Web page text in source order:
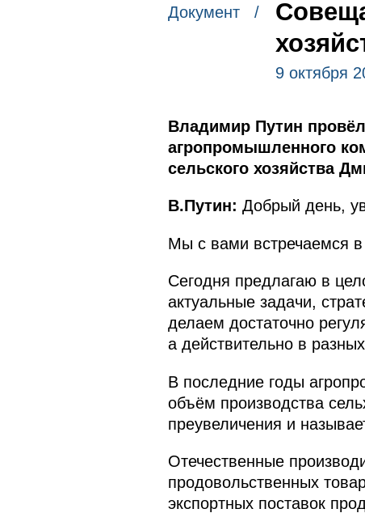
Документ /
9 октября
Владимир Путин
агропромышленного
сельского хозяйства
В.Путин: Добрый день,
Мы с вами встречаемся в
Сегодня предлагаю в
актуальные задачи,
делаем достаточно
а действительно в
В последние годы
объём производства
преувеличения и
Отечественные
продовольственных
экспортных поставок